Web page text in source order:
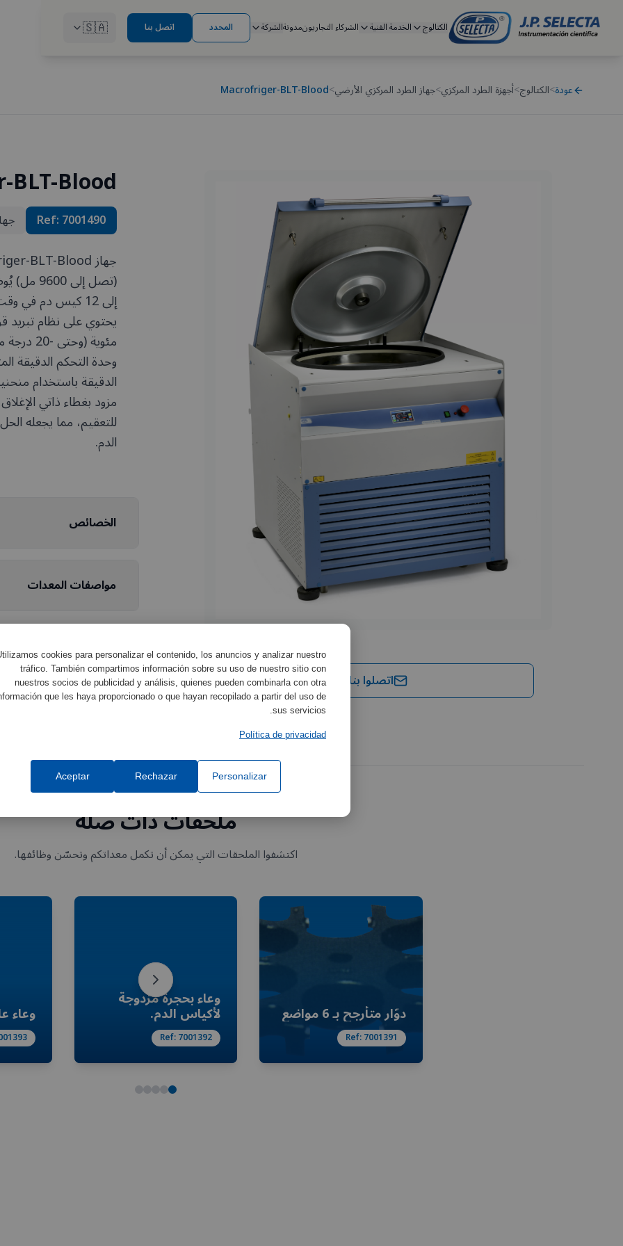
الكتالوج الخدمة الفنية الشركاء التجاريونمدونةالشركة المحدد اتصل بنا 🇸🇦
عودة>الكتالوج>أجهزة الطرد المركزي>جهاز الطرد المركزي الأرضي>
Macrofriger-BLT-Blood
اتصلوا بنا
Blood
Ref:7001490
(تصل
مئوية
الدقيقة باستخدام
للتعقيم، مما يجعله
الدم.
الخصائص
مواصفات المعدات
ملحقات ذات صلة
اكتشفوا الملحقات التي يمكن أن تكمل معداتكم وتحسّن وظائفها.
دوّار متأرجح بـ 6 مواضع
Ref:7001391
وعاء بحجرة مزدوجة
لأكياس الدم.
Ref:7001392
وعاء
cookies para personalizar el contenido, los anuncios y analizar nuestro
tráfico. También compartimos información sobre su uso de nuestro sitio con
nuestros socios de publicidad y análisis, quienes pueden combinarla con otra
que les haya proporcionado o que hayan recopilado a partir del uso de
sus servicios.
Política de privacidad
Personalizar
Rechazar
Aceptar